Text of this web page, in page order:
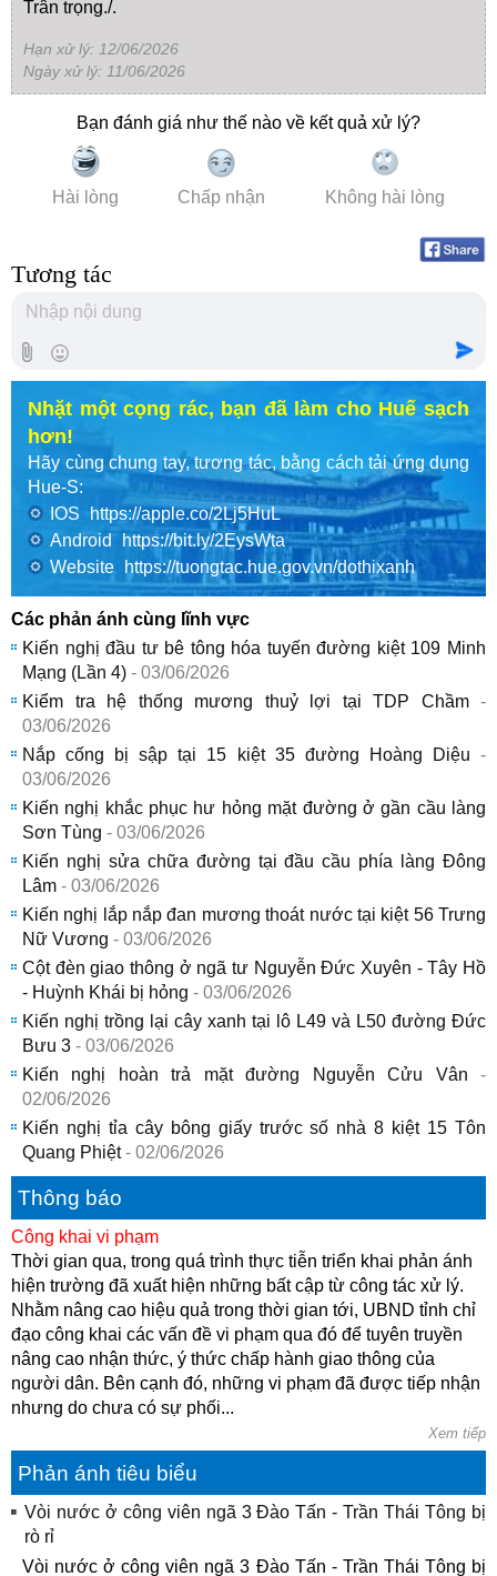
Trân trọng./.
Hạn xử lý: 12/06/2026
Ngày xử lý: 11/06/2026
Bạn đánh giá như thế nào về kết quả xử lý?
Hài lòng Chấp nhận Không hài lòng
Tương tác
Nhặt một cọng rác, bạn đã làm cho Huế sạch
hơn!
Hãy cùng chung tay, tương tác, bằng cách tải ứng dụng
Hue-S:
IOS
https://apple.co/2Lj5HuL
Android
https://bit.ly/2EysWta
Website
https://tuongtac.hue.gov.vn/dothixanh
Các phản ánh cùng lĩnh vực
Kiến nghị đầu tư bê tông hóa tuyến đường kiệt 109 Minh
Mạng (Lần 4) - 03/06/2026
Kiểm tra hệ thống mương thuỷ lợi tại TDP Chầm-
03/06/2026
Nắp cống bị sập tại 15 kiệt 35 đường Hoàng Diệu -
03/06/2026
Kiến nghị khắc phục hư hỏng mặt đường ở gần cầu làng
Sơn Tùng - 03/06/2026
Kiến nghị sửa chữa đường tại đầu cầu phía làng Đông
Lâm - 03/06/2026
Kiến nghị lắp nắp đan mương thoát nước tại kiệt 56 Trưng
Nữ Vương - 03/06/2026
Cột đèn giao thông ở ngã tư Nguyễn Đức Xuyên - Tây Hồ
- Huỳnh Khái bị hỏng - 03/06/2026
Kiến nghị trồng lại cây xanh tại lô L49 và L50 đường Đức
Bưu 3 - 03/06/2026
Kiến nghị hoàn trả mặt đường Nguyễn Cửu Vân -
02/06/2026
Kiến nghị tỉa cây bông giấy trước số nhà 8 kiệt 15 Tôn
Quang Phiệt- 02/06/2026
Thông báo
Công khai vi phạm
Thời gian qua, trong quá trình thực tiễn triển khai phản ánh
hiện trường đã xuất hiện những bất cập từ công tác xử lý.
Nhằm nâng cao hiệu quả trong thời gian tới, UBND tỉnh chỉ
đạo công khai các vấn đề vi phạm qua đó để tuyên truyền
nâng cao nhận thức, ý thức chấp hành giao thông của
người dân. Bên cạnh đó, những vi phạm đã được tiếp nhận
nhưng do chưa có sự phối...
Xem tiếp
Phản ánh tiêu biểu
Vòi nước ở công viên ngã 3 Đào Tấn - Trần Thái Tông bị
rò rỉ
Vòi nước ở công viên ngã 3 Đào Tấn - Trần Thái Tông bị